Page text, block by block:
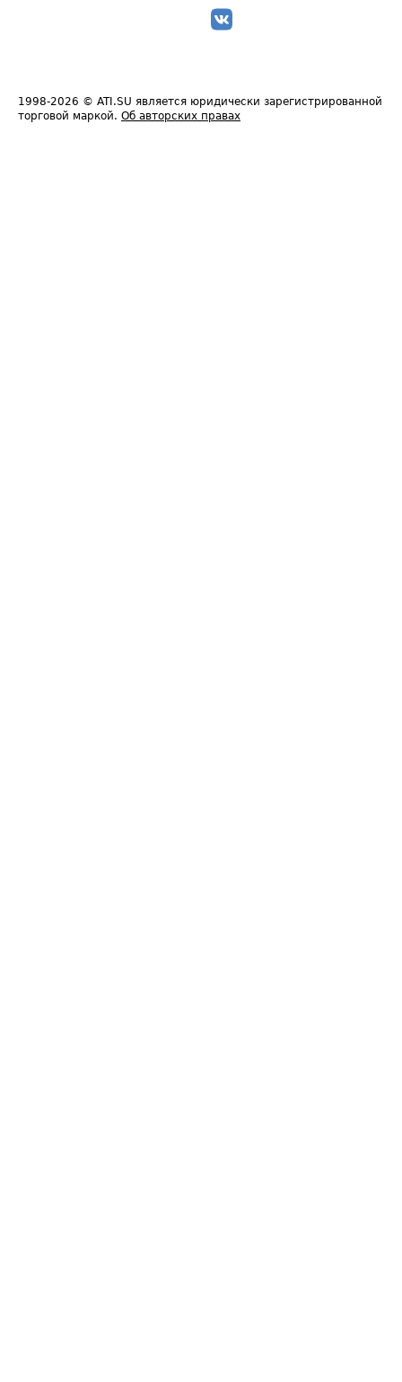
1998-2026 © ATI.SU является юридически зарегистрированной
торговой маркой. Об авторских правах